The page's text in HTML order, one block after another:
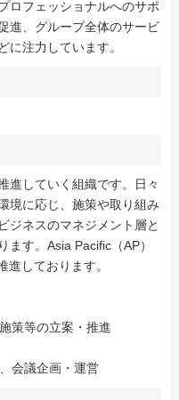
ロフェッショナルへのサポ
進、グループ全体のサービ
に注力しています。
進していく組織です。日々
境に応じ、施策や取り組み
ジネスのマネジメント層と
す。Asia Pacific（AP）
しております。
策等の立案・推進
会議企画・運営